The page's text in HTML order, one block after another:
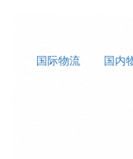
国际物流 国内